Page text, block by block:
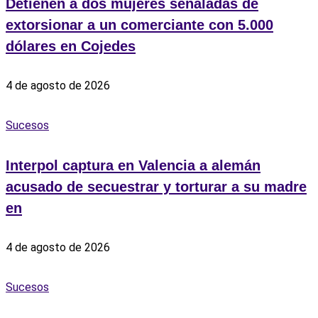
Detienen a dos mujeres señaladas de
extorsionar a un comerciante con 5.000
dólares en Cojedes
4 de agosto de 2026
Sucesos
Interpol captura en Valencia a alemán
acusado de secuestrar y torturar a su madre
en
4 de agosto de 2026
Sucesos